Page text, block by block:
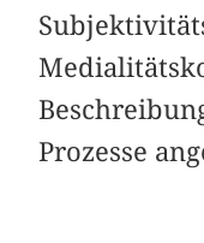
Prozesse